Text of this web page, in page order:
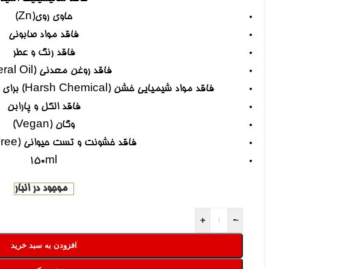
حاوی روی(Zn)
فاقد مواد صابونی
فاقد رنگ و عطر
فاقد روغن معدنی (Mineral Oil)
فاقد مواد شیمیایی خشن (Harsh Chemical) برای کاهش ایجاد ناراحتی و حساسیت
فاقد الکل و پارابن
وگان (Vegan)
فاقد خشونت و تست حیوانی (Cruelty-Free
150ml
موجود در انبار
-
+
افزودن به سبد خرید